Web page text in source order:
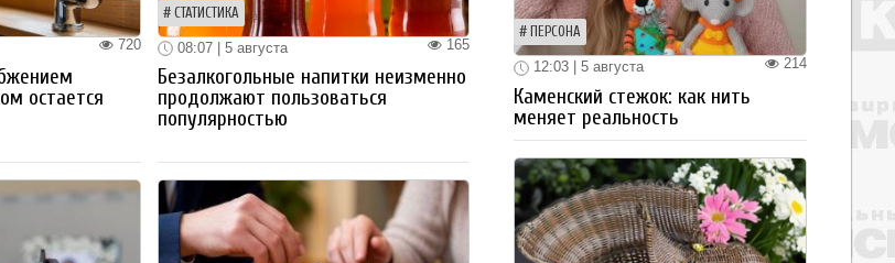
720
остается
СТАТИСТИКА
165
08:07 | 5 августа
Безалкогольные напитки неизменно
продолжают пользоваться
популярностью
ПЕРСОНА
214
12:03 | 5 августа
Каменский стежок: как нить
меняет реальность